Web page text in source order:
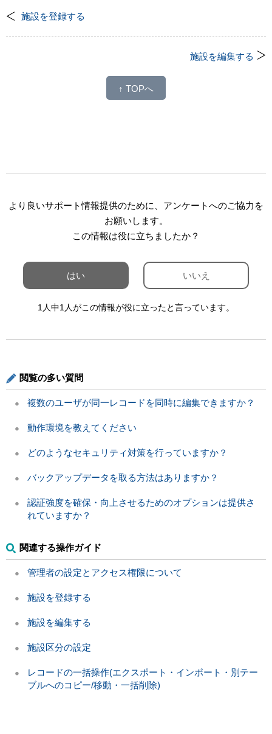
施設を登録する
施設を編集する
↑ TOPへ
より良いサポート情報提供のために、アンケートへのご協力を
お願いします。
この情報は役に立ちましたか？
はい いいえ
1人中1人がこの情報が役に立ったと言っています。
閲覧の多い質問
複数のユーザが同一レコードを同時に編集できますか？
動作環境を教えてください
どのようなセキュリティ対策を行っていますか？
バックアップデータを取る方法はありますか？
認証強度を確保・向上させるためのオプションは提供さ
れていますか？
関連する操作ガイド
管理者の設定とアクセス権限について
施設を登録する
施設を編集する
施設区分の設定
レコードの一括操作(エクスポート・インポート・別テー
ブルへのコピー/移動・一括削除)